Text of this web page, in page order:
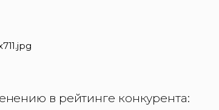
в рейтинге конкурента: